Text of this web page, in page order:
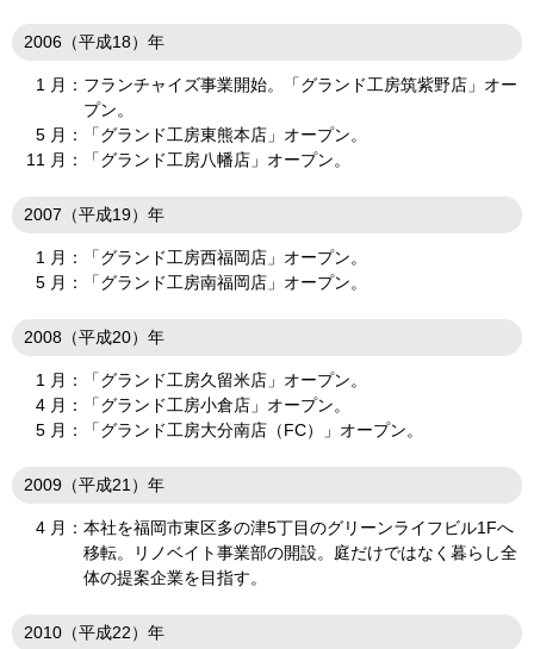
2006（平成18）年
1 月： フランチャイズ事業開始。「グランド工房筑紫野店」オー
プン。
5 月：
「グランド工房東熊本店」オープン。
11 月：
「グランド工房八幡店」オープン。
2007（平成19）年
1 月：
「グランド工房西福岡店」オープン。
5 月：
「グランド工房南福岡店」オープン。
2008（平成20）年
1 月：
「グランド工房久留米店」オープン。
4 月：
「グランド工房小倉店」オープン。
5 月：
「グランド工房大分南店（FC）」オープン。
2009（平成21）年
4 月： 本社を福岡市東区多の津5丁目のグリーンライフビル1Fへ
移転。リノベイト事業部の開設。庭だけではなく暮らし全
体の提案企業を目指す。
2010（平成22）年